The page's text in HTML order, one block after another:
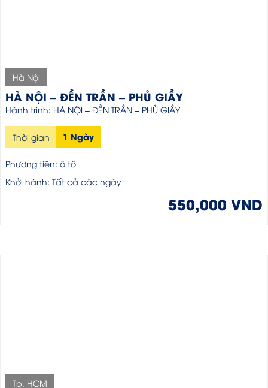
Hà Nội
HÀ NỘI – ĐỀN TRẦN – PHỦ GIẦY
Hành trình: HÀ NỘI – ĐỀN TRẦN – PHỦ GIẦY
Thời gian 1 Ngày
Phương tiện: ô tô
Khởi hành: Tất cả các ngày
550,000 VND
Tp. HCM